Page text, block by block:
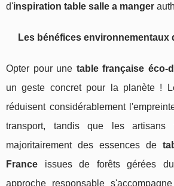
d'inspiration table salle a manger
Les bénéfices environnementaux
Opter pour une table française éco-
un geste concret pour la planète !
réduisent considérablement
transport, tandis que les artisans
majoritairement des essences de
France issues de forêts gérées
approche responsable